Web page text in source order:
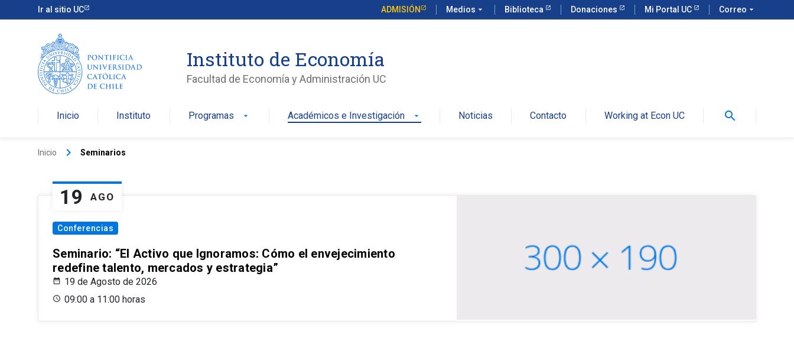
Ir al sitio UC ADMISIÓN Medios arrow_drop_down Biblioteca Donaciones Mi Portal UC Correo arrow_drop_down
Instituto de Economía
Facultad de Economía y Administración UC
Inicio Instituto Programas arrow_drop_down Académicos e Investigación arrow_drop_down Noticias Contacto Working at Econ UC search
Inicio keyboard_arrow_right Seminarios
19 AGO
Conferencias
Seminario: “El Activo que Ignoramos: Cómo el envejecimiento
redefine talento, mercados y estrategia”
19 de Agosto de 2026
09:00 a 11:00 horas